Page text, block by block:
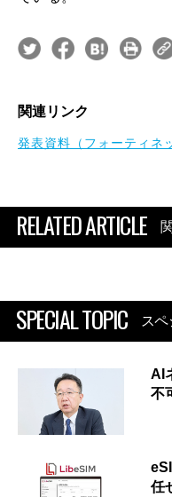
関連リンク
発表資料（フォーティネ
RELATED ARTICLE
SPECIAL TOPIC ス
AI
不
任